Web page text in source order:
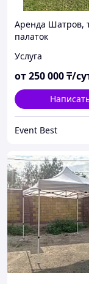
Аренда Шатров,
палаток
Услуга
от250 000₸/
Event Best